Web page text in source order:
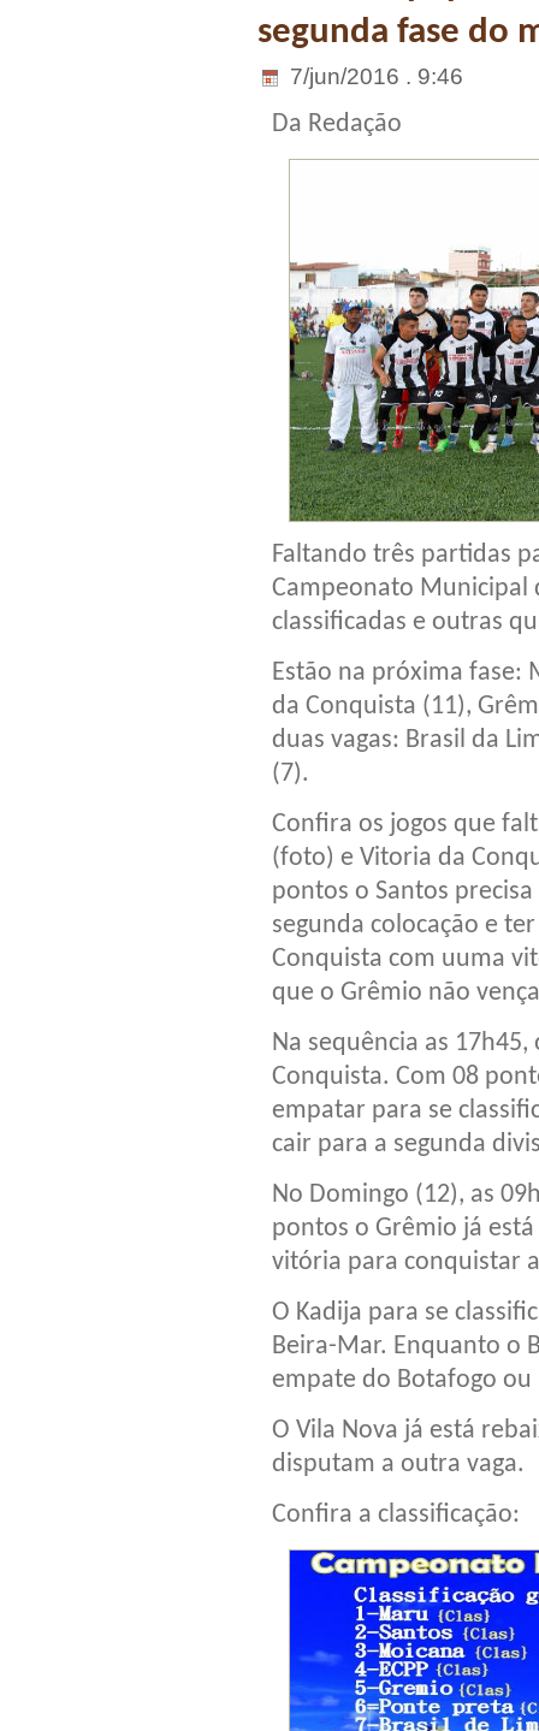
segunda fase do
7/jun/2016 . 9:46
Da Redação
Faltando três partidas
Campeonato Municipal
classificadas e outras
Estão na próxima fase:
da Conquista (11),
duas vagas: Brasil da
(7).
Confira os jogos que
(foto) e Vitoria da
pontos o Santos
segunda colocação e
Conquista com uuma
que o Grêmio não
Na sequência as
Conquista. Com 08
empatar para se
cair para a segunda
No Domingo (12), as
pontos o Grêmio já
vitória para conquistar
O Kadija para se
Beira-Mar. Enquanto o
empate do Botafogo ou
O Vila Nova já está
disputam a outra vaga.
Confira a classificação: